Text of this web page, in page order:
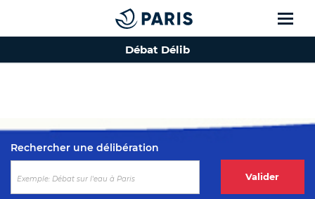
Top of the page
Débat Délib
Rechercher une délibération
Valider